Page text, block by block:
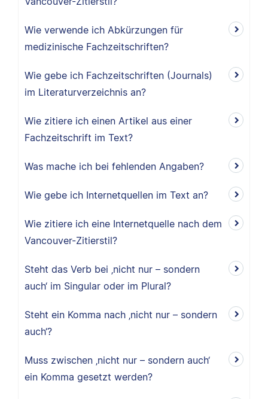
Wie verwende ich Abkürzungen für
medizinische Fachzeitschriften?
Wie gebe ich Fachzeitschriften (Journals)
im Literaturverzeichnis an?
Wie zitiere ich einen Artikel aus einer
Fachzeitschrift im Text?
Was mache ich bei fehlenden Angaben?
Wie gebe ich Internetquellen im Text an?
Wie zitiere ich eine Internetquelle nach dem
Vancouver-Zitierstil?
Steht das Verb bei ‚nicht nur – sondern
auch‘ im Singular oder im Plural?
Steht ein Komma nach ‚nicht nur – sondern
auch‘?
Muss zwischen ‚nicht nur – sondern auch‘
ein Komma gesetzt werden?